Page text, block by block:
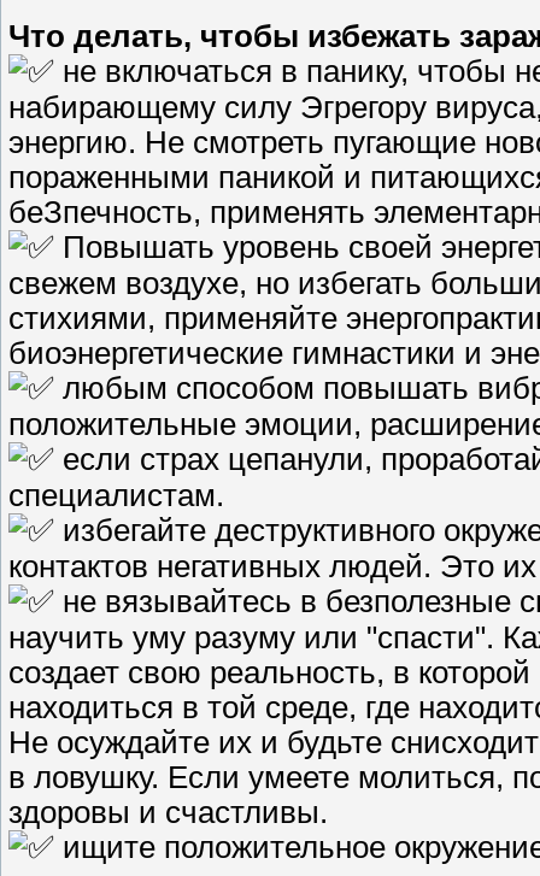
Что делать, чтобы избежать
не включаться в панику, чтобы
набирающему силу Эгрегору
энергию. Не смотреть пугающие
пораженными паникой и
беЗпечность, применять
Повышать уровень своей
свежем воздухе, но избегать
стихиями, применяйте
биоэнергетические гимнастики и
любым способом повышать
положительные эмоции,
если страх цепанули,
специалистам.
избегайте деструктивного
контактов негативных людей. Это
не вязывайтесь в безполезные
научить уму разуму или "спасти".
создает свою реальность, в
находиться в той среде, где
Не осуждайте их и будьте
в ловушку. Если умеете молиться,
здоровы и счастливы.
ищите положительное